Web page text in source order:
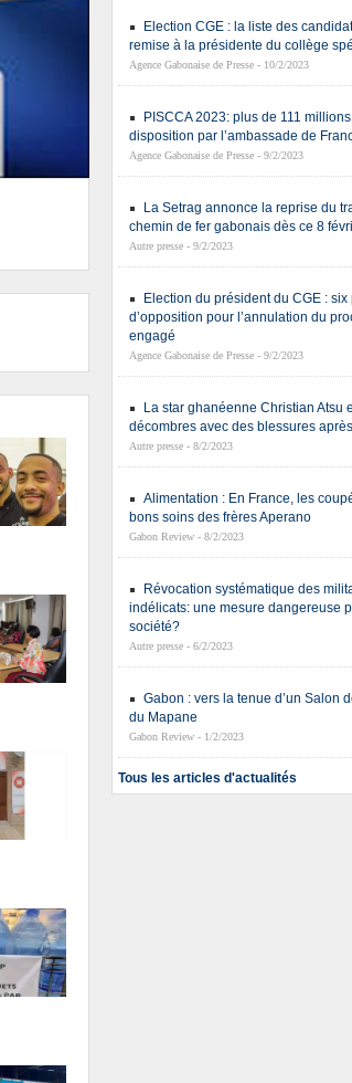
Election CGE : la liste des
remise à la présidente du collège
Agence Gabonaise de Presse - 10/2/2023
PISCCA 2023: plus de 111
disposition par l’ambassade de
Agence Gabonaise de Presse - 9/2/2023
La Setrag annonce la reprise du
chemin de fer gabonais dès ce 8
Autre presse - 9/2/2023
Election du président du CGE : six
d’opposition pour l’annulation du
engagé
Agence Gabonaise de Presse - 9/2/2023
La star ghanéenne Christian Atsu
décombres avec des blessures
Autre presse - 8/2/2023
Alimentation : En France, les
bons soins des frères Aperano
Gabon Review - 8/2/2023
Révocation systématique des
indélicats: une mesure dangereuse
société?
Autre presse - 6/2/2023
Gabon : vers la tenue d’un Salon
du Mapane
Gabon Review - 1/2/2023
Tous les articles d'actualités